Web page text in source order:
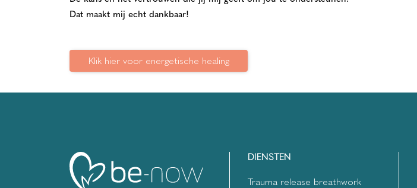
Dat maakt mij echt dankbaar!
Klik hier voor energetische healing
DIENSTEN
Trauma release breathwork